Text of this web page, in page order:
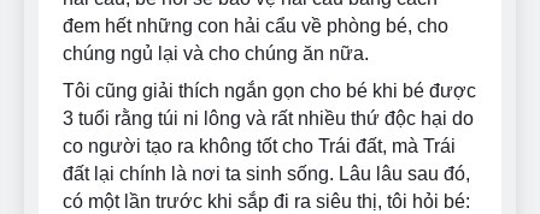
đem hết những con hải cẩu về phòng bé, cho
chúng ngủ lại và cho chúng ăn nữa.
Tôi cũng giải thích ngắn gọn cho bé khi bé được
3 tuổi rằng túi ni lông và rất nhiều thứ độc hại do
co người tạo ra không tốt cho Trái đất, mà Trái
đất lại chính là nơi ta sinh sống. Lâu lâu sau đó,
có một lần trước khi sắp đi ra siêu thị, tôi hỏi bé: